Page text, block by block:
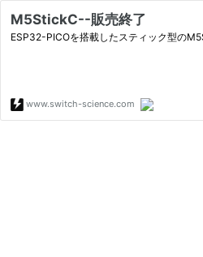
M5StickC--販売終了
ESP32-PICOを搭載したスティック型の
www.switch-science.com